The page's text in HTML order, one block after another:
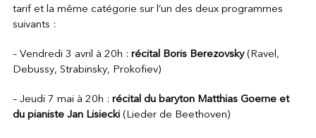
tarif et la même catégorie sur l’un des deux programmes
suivants :
– Vendredi 3 avril à 20h : récital Boris Berezovsky(Ravel,
Debussy, Strabinsky, Prokofiev)
– Jeudi 7 mai à 20h : récital du baryton Matthias Goerne et
du pianiste Jan Lisiecki(Lieder de Beethoven)